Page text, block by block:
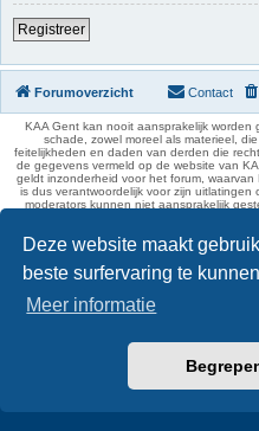
Deze website maakt
beste surfervaring te
Meer informatie
Registreer
Forumoverzicht Contact
KAA Gent kan nooit aansprakelijk
schade, zowel moreel als materieel,
feitelijkheden en daden van derden die
de gegevens vermeld op de website van
geldt inzonderheid voor het forum,
is dus verantwoordelijk voor zijn
moderators kunnen niet aansprakelijk